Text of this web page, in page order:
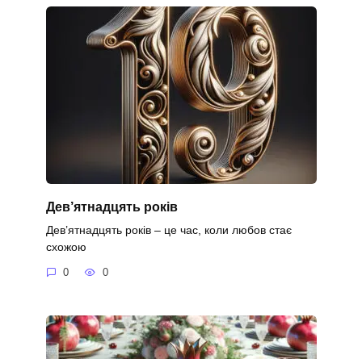
Дев’ятнадцять років
Дев’ятнадцять років – це час, коли любов стає
схожою
0 0